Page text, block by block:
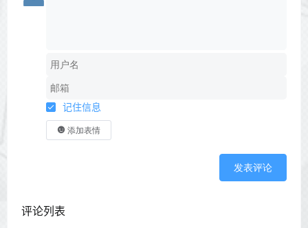
记住信息
添加表情
发表评论
评论列表